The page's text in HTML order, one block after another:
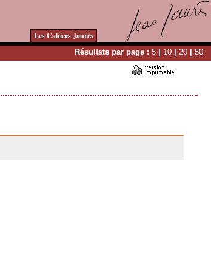
Les Cahiers Jaurès
Résultats par page : 5 | 10 | 20 | 50